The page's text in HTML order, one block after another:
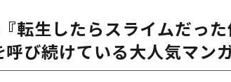
転生したらスライムだっ
び続けている大人気マン